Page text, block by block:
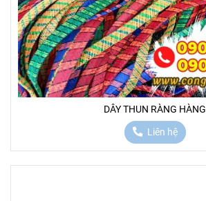
DÂY THUN RÀNG HÀNG
Liên hệ